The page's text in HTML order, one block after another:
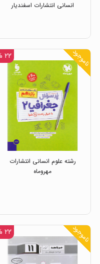
انسانی انتشارات اسفندیار
ناموجود ۲۲ %
رشته علوم انسانی انتشارات
مهروماه
ناموجود ۲۲ %